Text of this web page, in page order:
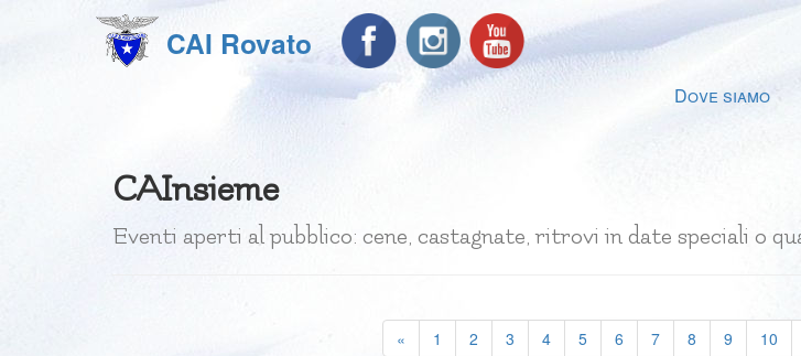
CAI Rovato
Dove siamo
CAInsieme
Eventi aperti al pubblico: cene, castagnate, ritrovi in date speciali o
« 1 2 3 4 5 6 7 8 9 10